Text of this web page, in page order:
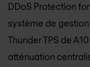
DDoS Protection
système de
Thunder TPS de
atténuation